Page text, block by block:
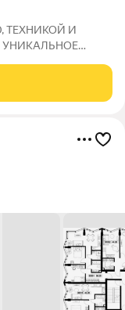
ТЕХНИКОЙ И
Меня зовут